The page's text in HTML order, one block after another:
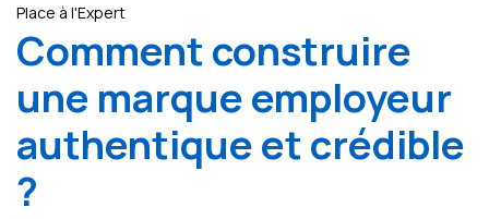
Place à l'Expert
Comment construire
une marque employeur
authentique et crédible
?